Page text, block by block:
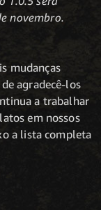
novembro.
mudanças
agradecê-los
a trabalhar
em nossos
a lista completa